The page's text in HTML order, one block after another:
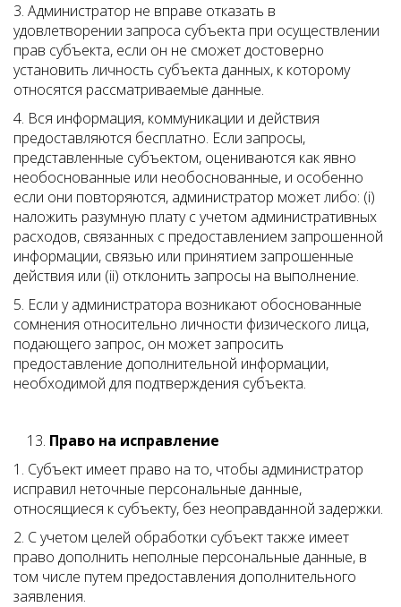
3. Администратор не вправе отказать в
удовлетворении запроса субъекта при осуществлении
прав субъекта, если он не сможет достоверно
установить личность субъекта данных, к которому
относятся рассматриваемые данные.
4. Вся информация, коммуникации и действия
предоставляются бесплатно. Если запросы,
представленные субъектом, оцениваются как явно
необоснованные или необоснованные, и особенно
если они повторяются, администратор может либо: (i)
наложить разумную плату с учетом административных
расходов, связанных с предоставлением запрошенной
информации, связью или принятием запрошенные
действия или (ii) отклонить запросы на выполнение.
5. Если у администратора возникают обоснованные
сомнения относительно личности физического лица,
подающего запрос, он может запросить
предоставление дополнительной информации,
необходимой для подтверждения субъекта.
Право на исправление
1. Субъект имеет право на то, чтобы администратор
исправил неточные персональные данные,
относящиеся к субъекту, без неоправданной задержки.
2. С учетом целей обработки субъект также имеет
право дополнить неполные персональные данные, в
том числе путем предоставления дополнительного
заявления.